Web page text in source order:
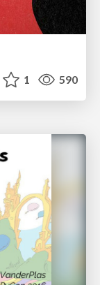
1 590